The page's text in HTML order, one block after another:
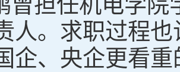
人。求职过程
企、央企更看